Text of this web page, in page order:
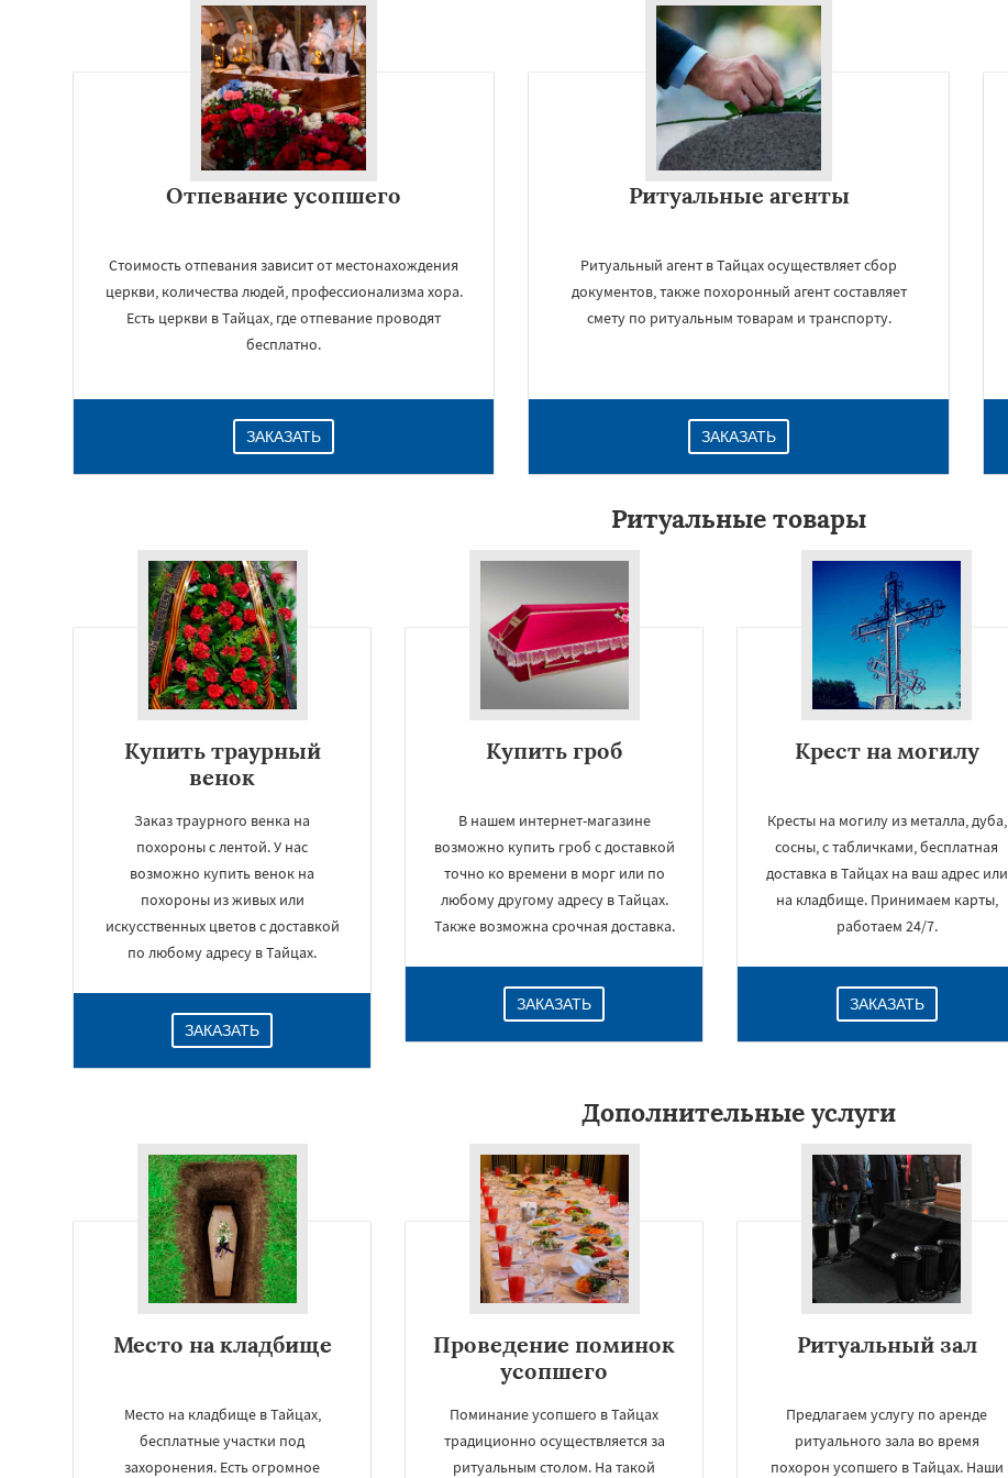
Отпевание усопшего
Стоимость отпевания зависит от местонахождения
церкви, количества людей, профессионализма хора.
Есть церкви в Тайцах, где отпевание проводят
бесплатно.
ЗАКАЗАТЬ
Ритуальные агенты
Ритуальный агент в Тайцах осуществляет сбор
документов, также похоронный агент составляет
смету по ритуальным товарам и транспорту.
ЗАКАЗАТЬ
Ритуальные товары
Купить траурный
венок
Заказ траурного венка на
похороны с лентой. У нас
возможно купить венок на
похороны из живых или
искусственных цветов с доставкой
по любому адресу в Тайцах.
ЗАКАЗАТЬ
Купить гроб
В нашем интернет-магазине
возможно купить гроб с доставкой
точно ко времени в морг или по
любому другому адресу в Тайцах.
Также возможна срочная доставка.
ЗАКАЗАТЬ
Крест на могилу
Кресты на могилу из металла, дуба,
сосны, с табличками, бесплатная
доставка в Тайцах на ваш адрес или
на кладбище. Принимаем карты,
работаем 24/7.
ЗАКАЗАТЬ
Дополнительные услуги
Место на кладбище
Место на кладбище в Тайцах,
бесплатные участки под
захоронения. Есть огромное
Проведение поминок
усопшего
Поминание усопшего в Тайцах
традиционно осуществляется за
ритуальным столом. На такой
Ритуальный зал
Предлагаем услугу по аренде
ритуального зала во время
похорон усопшего в Тайцах. Наши
Даю согласие на обработку персональных данных